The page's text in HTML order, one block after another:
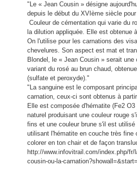
"Le « Jean Cousin » désigne
depuis le début du XVIème siècle
Couleur de cémentation qui varie du
la dilution appliquée. Elle est obtenue
On l'utilise pour les carnations des
chevelures. Son aspect est mat et
Blondel, le « Jean Cousin » serait une
variant du rosé au brun chaud,
(sulfate et peroxyde)."
"La sanguine est le composant
carnation, ceux-ci sont obtenus à
Elle est composée d'hématite (Fe2
naturel produisant une couleur rouge
fins et une couleur brune s'il est
utilisant l'hématite en couche très fine
colorer en ton chair et de façon
http://www.infovitrail.com/index.php/fr/
cousin-ou-la-